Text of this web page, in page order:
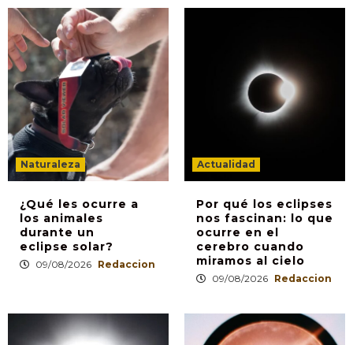
Naturaleza
¿Qué les ocurre a
los animales
durante un
eclipse solar?
09/08/2026 Redaccion
Actualidad
Por qué los eclipses
nos fascinan: lo que
ocurre en el
cerebro cuando
miramos al cielo
09/08/2026 Redaccion